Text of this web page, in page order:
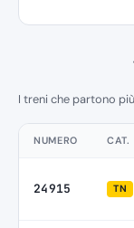
I treni che partono
NUMERO CAT.
24915 TN